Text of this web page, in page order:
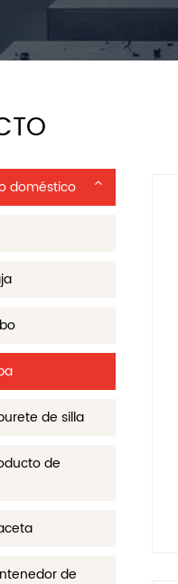
doméstico
de silla
de
de